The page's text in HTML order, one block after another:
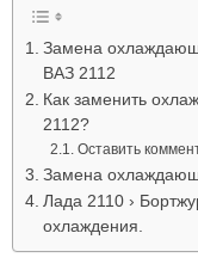
Замена
ВАЗ 2112
Как заменить
2112?
Оставить
Замена
Лада 2110 ›
охлаждения.